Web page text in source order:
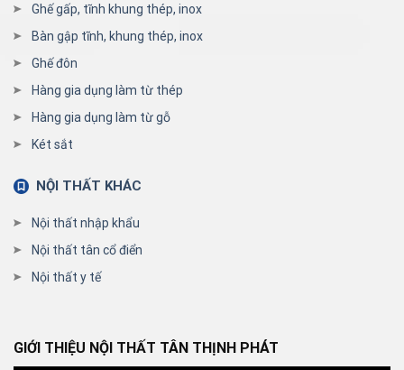
Ghế gấp, tĩnh khung thép, inox
Bàn gập tĩnh, khung thép, inox
Ghế đôn
Hàng gia dụng làm từ thép
Hàng gia dụng làm từ gỗ
Két sắt
NỘI THẤT KHÁC
Nội thất nhập khẩu
Nội thất tân cổ điển
Nội thất y tế
GIỚI THIỆU NỘI THẤT TÂN THỊNH PHÁT